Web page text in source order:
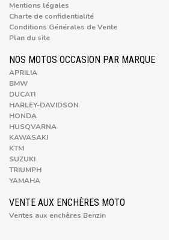
Mentions légales
Charte de confidentialité
Conditions Générales de Vente
Plan du site
NOS MOTOS OCCASION PAR MARQUE
APRILIA
BMW
DUCATI
HARLEY-DAVIDSON
HONDA
HUSQVARNA
KAWASAKI
KTM
SUZUKI
TRIUMPH
YAMAHA
VENTE AUX ENCHÈRES MOTO
Ventes aux enchères Benzin